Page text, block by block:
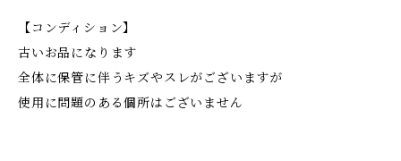
【コンディション】
古いお品になります
全体に保管に伴うキズやスレがございますが
使用に問題のある個所はございません